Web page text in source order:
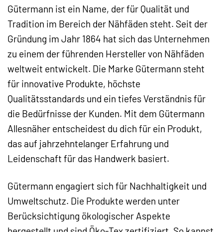
Gütermann ist ein Name, der für Qualität und
Tradition im Bereich der Nähfäden steht. Seit der
Gründung im Jahr 1864 hat sich das Unternehmen
zu einem der führenden Hersteller von Nähfäden
weltweit entwickelt. Die Marke Gütermann steht
für innovative Produkte, höchste
Qualitätsstandards und ein tiefes Verständnis für
die Bedürfnisse der Kunden. Mit dem Gütermann
Allesnäher entscheidest du dich für ein Produkt,
das auf jahrzehntelanger Erfahrung und
Leidenschaft für das Handwerk basiert.
Gütermann engagiert sich für Nachhaltigkeit und
Umweltschutz. Die Produkte werden unter
Berücksichtigung ökologischer Aspekte